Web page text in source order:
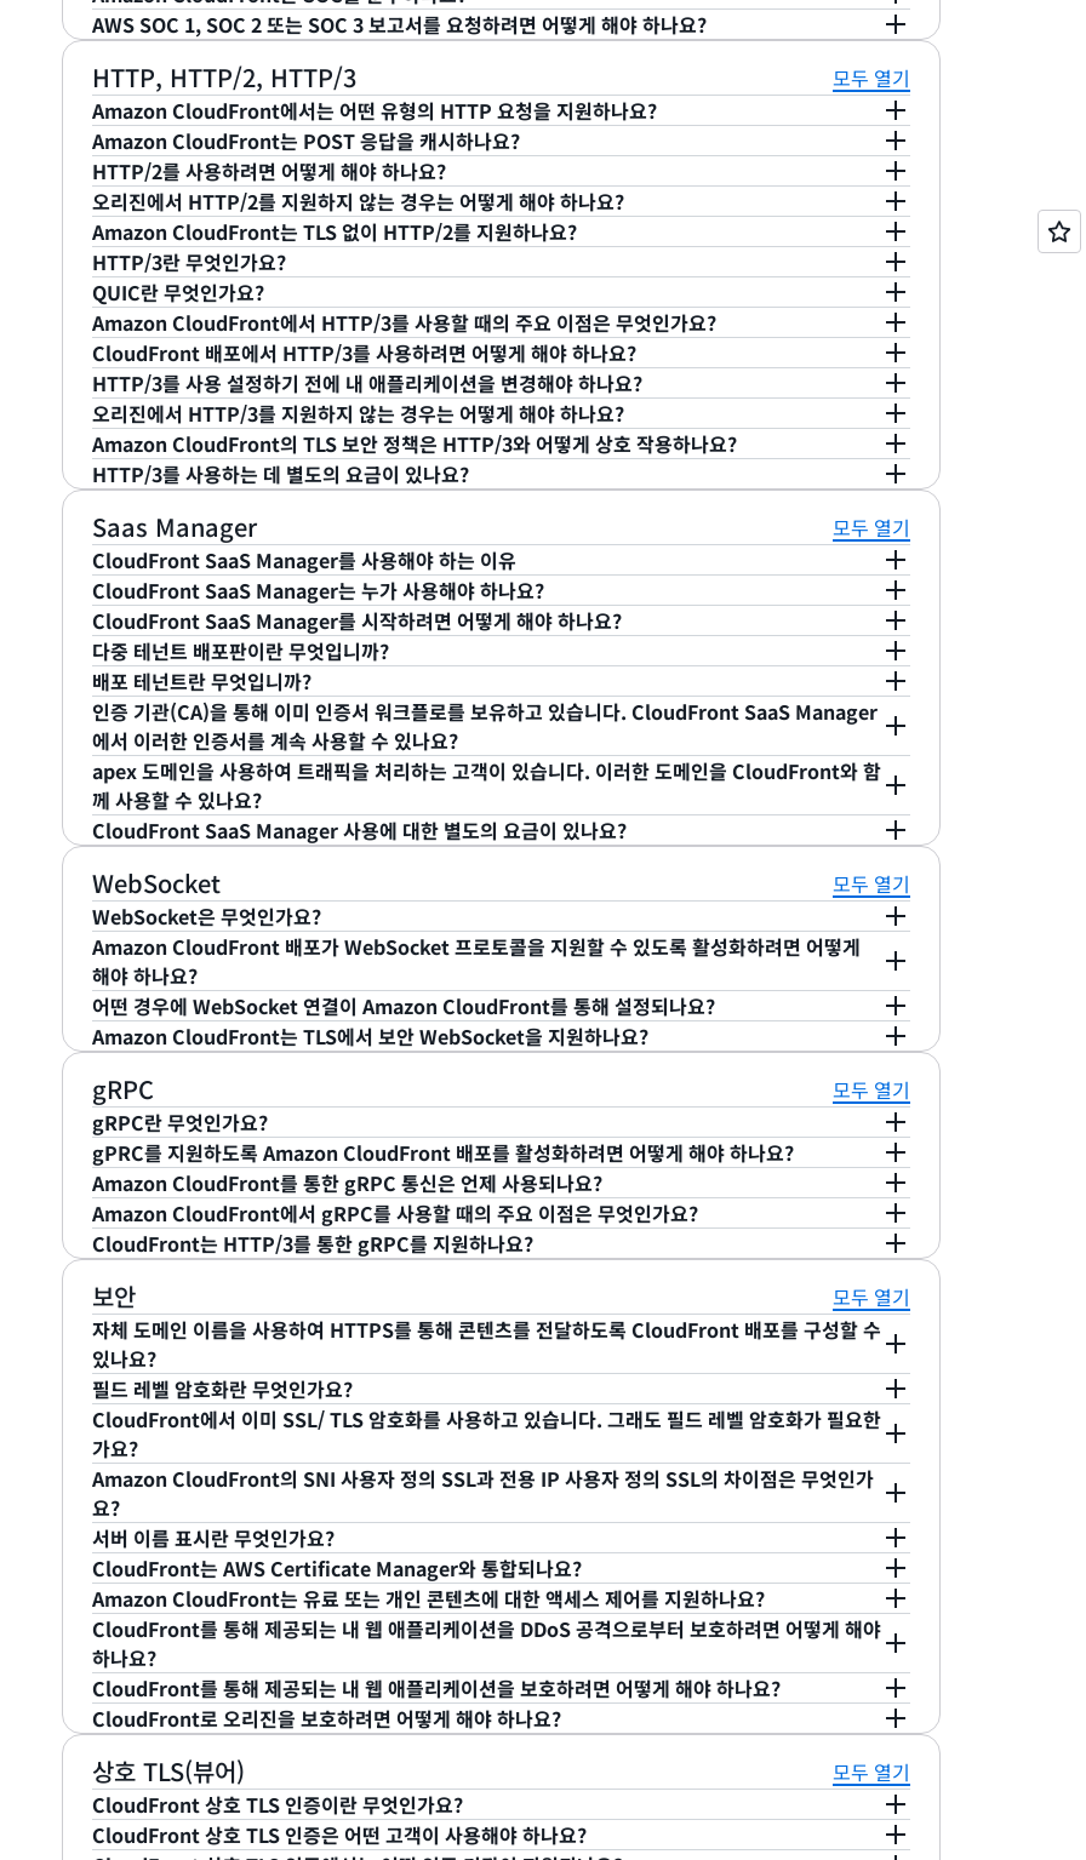
PeeringDB 계정을 사용하여 Single Sign On(SSO)으로 인증하여포털에 액세스할 수 있습니다.
준수해야 하는 규정 중 가장 높은 레벨인 PCI DSS(Payment Card Industry Data Security
Standard) Merchant Level 1 규정을 준수하는 서비스 세트에 포함되어 있습니다. 자세한 내용은개
발자 안내서를 참조하세요.
AWS에서는 HIPAA 규정 준수 프로그램을 확장하여 Amazon CloudFront를 HIPAA 적격 서비스로
포함했습니다(CloudFront 임베디드 POP를 통한 콘텐츠 전송은 제외). AWS와 비즈니스 제휴 계약
(BAA)을 체결한 경우 Amazon CloudFront(CloudFront 임베디드 POP를 통한 콘텐츠 전송은 제외)
를 사용하여 PHI(개인 건강 정보)를 더 빠르게 제공할 수 있습니다. 자세한 내용은HIPAA 규정 준수및
AWS개발자 안내서를 참조하세요.
Amazon CloudFront(CloudFront 임베디드 POP를 통한 콘텐츠 전송은 제외)는 SOC(시스템 및 조
직 제어) 조치를 준수합니다. SOC 보고서는 AWS가 주요 규정 준수 제어 및 목표를 달성하는 방법을 보
여주는 독립적인 서드 파티 심사 보고서입니다. 자세한 내용은AWS SOC 규정 준수및 AWS개발자 안
내서를 참조하세요.
AWS SOC 1, SOC 2 또는 SOC 3 보고서를 요청하려면 어떻게 해야 하나요?
AWS SOC 1 또는 SOC 2 보고서는 AWS의 규정 준수 보고서에 온디맨드 방식으로 액세스할 수 있는
셀프 서비스 포털인 AWS Artifact를 통해 고객에게 제공됩니다.AWS Management Console에서
AWS Artifact에 로그인하거나AWS Artifact 시작하기를 통해 자세히 알아보세요. 최신AWS SOC 3
보고서는 AWS 웹 사이트에 공개되어 있습니다.
HTTP, HTTP/2, HTTP/3
모두 열기
Amazon CloudFront에서는 어떤 유형의 HTTP 요청을 지원하나요?
현재 Amazon CloudFront에서는 GET, HEAD, POST, PUT, PATCH, DELETE, OPTIONS 요청을 지
원합니다.
Amazon CloudFront는 POST 응답을 캐시하나요?
Amazon CloudFront는 POST, PUT, DELETE, PATCH 요청에 대한 응답을 캐시하지 않으며 이러한
요청은 오리진 서버에 프록시됩니다. OPTIONS 요청에 대한 응답을캐싱하는 기능은 활성화할 수 있
습니다.
HTTP/2를 사용하려면 어떻게 해야 하나요?
기존 Amazon CloudFront 배포를 보유하고 있는 경우, API 또는 AWS Management Console을 사
용하여 HTTP/2를 활성화할 수 있습니다. 콘솔의 [Distribution Configuration] 페이지에서
[Supported HTTP Versions] 섹션으로 이동합니다. 여기에서 “HTTP/2, HTTP/1.1 또는
HTTP/1.0”을 선택할 수 있습니다. 새로운 모든 CloudFront 배포판에서는 HTTP/2가 자동으로 활성
화됩니다.
오리진에서 HTTP/2를 지원하지 않는 경우는 어떻게 해야 하나요?
Amazon CloudFront는 현재 최종 사용자의 클라이언트 및 브라우저에 콘텐츠를 전송할 수 있도록
HTTP/2를 지원하고 있습니다. 또한 Amazon CloudFront는 엣지 로케이션과 오리진 서버 간의 통신
을 위해 HTTP/1.1을 계속해서 사용할 예정입니다.
Amazon CloudFront는 TLS 없이 HTTP/2를 지원하나요?
현재는 지원하지 않습니다. 하지만 대부분의 최신 브라우저는 암호화된 연결을 통해서만 HTTP/2를 지
원하고 있습니다. Amazon CloudFront와 함께 SSL을 사용하는 방법에 대한 자세한 내용은여기를
참조하세요.
HTTP/3란 무엇인가요?
HTTP/3는 Hypertext Transfer Protocol의 세 번째 메이저 버전입니다. HTTP/3는 사용자 데이터그
램 프로토콜(UDP) 기반의 스트림 멀티플렉싱된 보안 전송 프로토콜인 QUIC를 사용합니다. QUIC는
기존 전송 제어 프로토콜(TCP), TLS, HTTP/2의 기능을 결합하고 개선합니다. HTTP/3는 이전 HTTP
버전에 비해 빠른 응답 시간, 향상된 보안 등 여러 가지 이점을 제공합니다.
QUIC란 무엇인가요?
HTTP/3는 성능 및 복원력이 뛰어나고 안전한 새로운 인터넷 전송 프로토콜인 QUIC로 구동됩니다.
CloudFront의 HTTP/3 지원은 Rust의 새로운 오픈 소스 QUIC 프로토콜 구현인 s2n-quic를 기반으
로 합니다. QUIC에 대해 자세히 알아보려면 ‘Introducing s2n-quic’ 블로그를 참조하세요.
Amazon CloudFront에서 HTTP/3를 사용할 때의 주요 이점은 무엇인가요?
고객은 항상 최종 사용자에게 더욱 빠르고 안전한 애플리케이션을 제공할 수 있는 방법을 모색하고 있
습니다. 인터넷 침투율이 전 세계적으로 증가하고 더 많은 사용자가 모바일과 원격 네트워크를 통해 온
라인에 연결됨에 따라 향상된 성능 및 신뢰성에 대한 요구가 그 어느 때보다 커지고 있습니다. HTTP/3
는 여러 측면에서 이전 HTTP 버전보다 개선된 성능을 제공하므로 이러한 요구 사항을 충족할 수 있습
니다.
빠르고 신뢰할 수 있는 연결
- CloudFront는 HTTP/3의 TLS 핸드셰이크에 1-RTT를 사용하므
로 이전 HTTP 버전에 비해 연결 설정 시간이 단축되며 해당하는 핸드셰이크 실패가 줄어듭니다.
향상된 웹 성능- CloudFront의 HTTP/3 구현은 클라이언트 측 연결 마이그레이션을 지원하므
로, 연결 속도가 저하된 클라이언트 애플리케이션을 복구할 수 있으며 그 과정에서 중단을 최소화
합니다. TCP와 달리 QUIC는 무손실이 아니기 때문에 패킷 손실이 높은 정체된 네트워크에 더 적합
합니다. 또한 QUIC를 사용하면 WiFi 또는 셀룰러 핸드오프 중에 재연결 속도를 높일 수 있습니다.
보안- HTTP/3는 TLS 핸드셰이크 중에 교환되는 패킷을 암호화하여 이전 버전의 HTTP에 비해
더욱 포괄적인 보안을 제공합니다. 미들 장비에 의한 검사가 더 어려워지므로 개인 정보 보호가 강
화되고 중간자 공격이 줄어듭니다. CloudFront의 HTTP/3 지원은 효율성 및 성능에 중점을 둔
s2n-quic와 Rust를 기반으로 합니다.
CloudFront 배포에서 HTTP/3를 사용하려면 어떻게 해야 하나요?
CloudFront 콘솔, UpdateDistribution API 작업 또는 Cloudformation 템플릿을 사용하여 신규 및
기존 Amazon CloudFront 배포에 HTTP/3를 사용하도록 설정할 수 있습니다. 콘솔의 ‘Distribution
Configuration(배포 구성)’ 페이지에서 ‘Supported HTTP Versions(지원되는 HTTP 버전)’ 섹션으
로 이동합니다. 여기에서 ‘HTTP/3, HTTP/2, HTTP/1.1 또는 HTTP/1.0’을 선택할 수 있습니다.
HTTP/3를 사용 설정하기 전에 내 애플리케이션을 변경해야 하나요?
CloudFront 배포에서 HTTP/3를 사용하도록 설정하면 CloudFront가 Alt-Svc 헤더를 자동으로 추
가합니다. 그런 다음, 이 헤더를 사용하여 HTTP/3 지원을 사용할 수 있음을 알리므로 사용자가 수동으
로 Alt-Svc 헤더를 추가할 필요가 없습니다. 애플리케이션에서 여러 프로토콜에 대한 지원을 사용하도
록 설정하는 것이 좋습니다. 이렇게 하면 애플리케이션에서 HTTP/3 연결을 설정하지 못할 경우
HTTP /1.1 또는 HTTP/2로 폴백되므로 HTTP/3를 지원하지 않는 클라이언트에서도 HTTP/1.1 또는
HTTP/2를 사용하여 HTTP/3를 사용하는 CloudFront 배포와 통신할 수 있습니다. 폴백 지원은
HTTP/3 사양의 일부로 필요하며, HTTP/3를 지원하는 모든 주요 브라우저에 의해 구현됩니다.
오리진에서 HTTP/3를 지원하지 않는 경우는 어떻게 해야 하나요?
현재 CloudFront는 뷰어의 클라이언트 및 브라우저와 CloudFront 엣지 로케이션 간의 통신에 대해
HTTP/3를 지원합니다. 또한 CloudFront는 엣지 로케이션과 오리진 서버 간의 통신에 HTTP/1.1을
계속해서 사용할 예정입니다.
Amazon CloudFront의 TLS 보안 정책은 HTTP/3와 어떻게 상호 작용하나요?
HTTP/3는 QUIC를 사용하며 여기에는 TLSv1.3이 필요합니다. 따라서 선택한 보안 정책과 관계없이
TLSv1.3과 지원되는 TLSv1.3 암호 그룹만 HTTP/3 연결을 설정하는 데 사용할 수 있습니다. 자세한
내용은 CloudFront 개발자 안내서의 최종 사용자와 CloudFront 간에 지원되는 프로토콜 및 암호 섹
션을 참조하세요.
HTTP/3를 사용하는 데 별도의 요금이 있나요?
아니요. Amazon CloudFront 배포에서 HTTP/3를 사용하기 위한 별도의 요금은 없습니다. HTTP/3
요청에 대한 요금은 사용하는 요금제의 요청 요율에 따라 부과됩니다.
Saas Manager
모두 열기
CloudFront SaaS Manager를 사용해야 하는 이유
CloudFront SaaS Manager는 서비스형 소프트웨어(SaaS) 및 웹 개발 플랫폼 공급자가 여러 웹 사이
트에서 콘텐츠 전송을 효율적으로 관리할 수 있도록 지원하는 새로운 Amazon CloudFront 기능입니
다. CloudFront SaaS Manager는 조직에서 대규모 다중 테넌트 애플리케이션을 제공하고 보호하는
방법을 간소화합니다. CloudFront SaaS Manager는 재사용 가능한 구성 및 파라미터를 도입하여 운
영 오버헤드를 줄입니다. 이를 통해 중복되는 구성 작업을 없애고, 고객이 웹 사이트 전체에서 일관된
설정을 유지할 수 있습니다. 또한 CloudFront SaaS Manager는 보안 설정을 사용자 지정하며, 필요
한 경우 각 웹 사이트의 인증서 갱신을 자동화할 수 있는 선택적인 유연성을 제공합니다.
CloudFront SaaS Manager는 누가 사용해야 하나요?
CloudFront SaaS Manager는 여러 웹 사이트를 효율적으로 관리해야 하는 문제에 직면한 조직을 위
해 설계되었습니다. 서비스형 소프트웨어(SaaS) 및 웹 개발 플랫폼 제공업체는 테넌트의 웹 사이트 전
체에서 일관된 설정을 유지할 수 있기 때문에, 특히 유용하다는 것을 알 수 있습니다. 마찬가지로 여러
기업 웹 사이트를 관리하는 기업에서는 이를 사용하여 웹 사이트를 표준화하는 동시에, 개별 사이트를
사용자 지정할 수 있는 유연성을 유지할 수 있습니다. 웹 사이트가 몇 개에 불과하거나, 각 웹 사이트에
서로 다른 CloudFront 구성이 포함되어 있는 경우 단일 테넌트(기존 방식) 배포가 더 적합할 수 있습
니다.
CloudFront SaaS Manager를 시작하려면 어떻게 해야 하나요?
도메인 그룹 전반의 공유 설정을 관리하려는 고객은 AWS Console 및 API를 통해 CloudFront를 옵
션으로 사용할 수 있습니다. 시작하는 방법은 다음과 같습니다. 1/공유 설정 정의: 도메인 그룹의 템플
릿 역할을 할 공유 설정이 포함된 다중 테넌트 배포를 생성합니다. 2/배포 테넌트 생성: 도메인과 해당
TLS 인증서를 다중 테넌트 배포에 연결할 수 있도록 지원하는 배포 테넌트를 생성합니다. 3/제어 미세
조정: 필요에 따라, 재정의를 적용하여 배포 테넌트에 대한 설정을 사용자 지정할 수 있습니다.
다중 테넌트 배포판이란 무엇입니까?
다중 테넌트 배포는 도메인 간에 공유하게 될 기본 구성을 정의합니다. 여기에는 오리진 구성, 캐시 동
작 및 보안 설정 같은 공유 구성 설정이 포함됩니다. 표준 배포와 달리, 다중 테넌트 배포는 트래픽을 직
접 처리할 수 없습니다. 이 경우 각 도메인의 고유한 요구 사항을 충족하도록 사용자 지정 가능한 파라
미터화된 필드를 제공합니다. 그 예로, 도메인별 오리진 경로 또는 오리진 도메인 이름을 들 수 있습니
다.
배포 테넌트란 무엇입니까?
배포 테넌트는 다중 테넌트 배포를 사용하는 특정 도메인을 나타냅니다. 이러한 도메인은 다중 테넌트
배포의 기본 구성을 상속하며, 유효한 TLS 인증서가 있는 도메인 또는 하위 도메인이 하나 이상 있어야
합니다.
각 배포 테넌트에는 다음과 같은 사용자 지정 설정이 포함될 수 있습니다.
고유한 오리진 경로 및/또는 오리진 도메인 이름(다중 테넌트 배포의 파라미터 값을 통해 정의됨)
사용자 지정 TLS 인증서
웹 ACL 재정의
지역 제한 재정의
인증 기관(CA)을 통해 이미 인증서 워크플로를 보유하고 있습니다. CloudFront SaaS Manager
에서 이러한 인증서를 계속 사용할 수 있나요?
예. 하지만 CloudFront는 AWS Certificate Manager(ACM)와 연동되어 원활한 도메인 제어 검증 경
험을 제공합니다. ACM과의 통합으로 인해 인증서 발급 및 관리 부담이 사라지고, Amazon에서 발급
한 SSL/TLS 인증서에 대한 수명 주기 관리를 자동화할 수 있습니다. 다른 CA를 사용하여 인증서를 발
급할 경우 ACM은 서드 파티 CA에서 발급한 인증서를 지원합니다. 이 경우 해당 인증서의 수명 주기(초
기 업로드, 갱신, 후속 업로드)에 대한 책임은 고객에게 있으며, 인증서 만료가 다가오면 ACM은
CloudWatch 및 이메일을 통해 AWS 계정 소유자에게 알림을 보냅니다. 자세한 내용은
https://aws.amazon.com/certificate-manager/faqs/ 를 참조하세요.
apex 도메인을 사용하여 트래픽을 처리하는 고객이 있습니다. 이러한 도메인을 CloudFront와 함
께 사용할 수 있나요?
예. CloudFront는 apex 또는 루트 도메인(예: example.com 대 www.example.com) 도메인에 대
한 지원을 허용합니다. 고객은 Route 53를 사용하여 DNS를 관리하고, CloudFront에서 제공한 도메
인을 가리키도록 apex 도메인에 대한 ALIAS 레코드를 추가할 수 있습니다. Route53를 사용하여 사용
자 지정 도메인을 관리할 수 없는 고객을 위해 Anycast 고정 IP에서는 CNAME/ALIAS 레코드 대신 사
용 가능한 전용 IP 주소 세트를 제공할 수 있습니다.여기에서 자세히 알아보세요.
CloudFront SaaS Manager 사용에 대한 별도의 요금이 있나요?
예. CloudFront는 생성하는 배포 테넌트 리소스의 수를 기준으로 요금이 청구됩니다. 배포 테넌트는
CloudFront 다중 테넌트 배포의 구성 설정을 상속하는 새로운 리소스입니다. 자세한 내용은
CloudFront 요금 페이지를 참조하세요.
WebSocket
모두 열기
WebSocket은 무엇인가요?
WebSocket은 오래 유지되는 TCP 연결을 통해 클라이언트와 서버 간에 양방향 통신을 제공하는 실시
간 통신 프로토콜입니다. 지속적으로 개방된 연결을 사용하면, 교환할 새로운 데이터를 확인하기 위해
클라이언트와 서버는 연결을 자주 다시 시작할 필요 없이 클라이언트와 서버가 실시간으로 서로 데이
터를 전송할 수 있습니다. WebSocket 연결은 채팅 애플리케이션, 협업 플랫폼, 멀티플레이어 게임, 금
융 거래 플랫폼에서 자주 사용됩니다. Amazon CloudFront와 함께
WebSocket 프로토콜을 사용하
는 방법을 자세히 알아보려면 설명서를 참조하세요.
Amazon CloudFront 배포가 WebSocket 프로토콜을 지원할 수 있도록 활성화하려면 어떻게
해야 하나요?
WebSocket은 전 세계에서 사용할 수 있고, 기본적으로 지원되기 때문에 CloudFront 리소스 내에서
WebSocket 프로토콜을 활성화하기 위한 추가 구성이 필요하지 않습니다.
어떤 경우에 WebSocket 연결이 Amazon CloudFront를 통해 설정되나요?
Amazon CloudFront는 클라이언트에 ‘Upgrade: websocket’ 헤더가 포함되어 있고, 서버가 HTTP
상태 코드 101로 응답하여 WebSocket 프로토콜로 전환할 수 있다고 확인해야만 WebSocket 연결
을 설정합니다.
Amazon CloudFront는 TLS에서 보안 WebSocket을 지원하나요?
예. Amazon CloudFront는 SSL/TLS 프로토콜을 사용하여 암호화한 WebSocket 연결(WSS)을 지
원합니다.
gRPC
모두 열기
gRPC란 무엇인가요?
gRPC는 오래 유지되는 HTTP/2 연결을 통해 클라이언트와 서버 간의 양방향 통신을 허용하는 최신 오
픈 소스 원격 프로시저 직접 호출(RPC) 프레임워크입니다. 지속적으로 개방된 연결을 사용하면, 교환
할 새로운 데이터를 확인하기 위해 클라이언트가 연결을 자주 다시 시작할 필요 없이 클라이언트와 서
버가 실시간으로 서로 데이터를 전송할 수 있습니다. gRPC는 실시간 통신 애플리케이션과 온라인 게
임 같이 짧은 지연 시간과 빠른 전송 속도가 중요한 사용 사례에 적합합니다.
gPRC를 지원하도록 Amazon CloudFront 배포를 활성화하려면 어떻게 해야 하나요?
gRPC는 CloudFront 배포의 각 캐시 동작에서 활성화됩니다. gRPC를 활성화하면 배포에서 HTTP/2
요청과 POST 지원 요청이 모두 활성화됩니다. gRPC는 HTTP/2를 통한 POST 메서드만 지원합니다.
Amazon CloudFront를 통한 gRPC 통신은 언제 사용되나요?
Amazon CloudFront는 다음 조건이 충족될 때 gRPC를 통해 통신을 수행합니다.
배포에서 HTTP/2가 활성화됨
캐시 동작에서 POST 요청 및 gRPC가 활성화됨
클라이언트가 HTTP/2 연결을 통해 ‘application/grpc’ 값이 포함된 ‘content-type’ 헤더를 전송
함
Amazon CloudFront에서 gRPC를 사용할 때의 주요 이점은 무엇인가요?
보안 - gRPC는 HTTP/2를 사용하여 클라이언트에서 오리진 서버로 전달되는 트래픽을 엔드 투 엔
할 수 있으며, AWS WAF를 구성하여 공격으로부터 gRPC 트래픽을 보호하는 데 도움이 됩니다.
성능 향상 - gRPC는 프로토콜 버퍼라는 바이너리 메시지 형식을 활용합니다. 프로토콜 버퍼는
RESTful API에 사용되는 JSON 같은 기존 페이로드보다 크기가 작습니다. 데이터가 바이너리 형
식으로 되어 있어 메시지 교환 속도가 더 빠르기 때문에 프로토콜 버퍼 구문 분석에 CPU가 적게 사
용됩니다. 따라서 전반적인 성능이 향상됩니다.
기본 제공 스트리밍 지원 - 스트리밍은 gRPC 프레임워크에서 기본 제공되며 클라이언트 측과 서버
측 스트리밍 시맨틱을 모두 지원합니다. 따라서 스트리밍 서비스나 클라이언트를 훨씬 간단하게 구
축할 수 있습니다. CloudFront의 gRPC는 다음과 같은 스트리밍 조합을 지원합니다.
단방향(스트리밍 없음)
클라이언트-서버 스트리밍
서버-클라이언트 스트리밍
양방향 스트리밍
CloudFront는 HTTP/3를 통한 gRPC를 지원하나요?
현재는 지원하지 않습니다. CloudFront는 HTTP/2를 통한 gRPC만 지원합니다.
보안
모두 열기
자체 도메인 이름을 사용하여 HTTPS를 통해 콘텐츠를 전달하도록 CloudFront 배포를 구성할 수
있나요?
기본적으로 URL에 CloudFront 배포 도메인 이름(예: https://dxxxxx.cloudfront.net/image.jpg)
을 사용하여 HTTPS를 통해 최종 사용자에게 콘텐츠를 전달할 수 있습니다. 자체 도메인 이름과 자체
SSL 인증서를 사용하여 HTTPS를 통해 콘텐츠를 전달하려는 경우 Amazon에서 제공하는 사용자 지
정 SSL 인증서 지원 기능 중 하나를 사용할 수 있습니다.자세히 알아보세요.
필드 레벨 암호화란 무엇인가요?
필드 레벨 암호화는 신용 카드 번호처럼 사용자가 제출한 데이터를 안전하게 오리진 서버로 업로드할
수 있도록 지원하는 CloudFront의 기능입니다. 이 기능을 사용하면 PUT/POST 요청이 오리진으로
전달되기 전에 필드별 암호화 키(사용자가 제공)를 사용하여 HTTPS 형식의 민감한 데이터를 추가로
암호화할 수 있습니다. 따라서 중요한 데이터는 애플리케이션 스택의 특정 구성 요소나 서비스에서만
해독하고 볼 수 있습니다. 필드 레벨 암호화에 대해 자세히 알아보려면 설명서에서필드 레벨 암호화페
이지를 참조하세요.
CloudFront에서 이미 SSL/ TLS 암호화를 사용하고 있습니다. 그래도 필드 레벨 암호화가 필요한
가요?
많은 웹 애플리케이션에서는 신용 카드 번호처럼 사용자가 제출하는 민감한 데이터를 수집하며, 오리
진 인프라에서 실행되는 애플리케이션 서비스에서 이를 처리합니다. 이러한 모든 웹 애플리케이션에서
는 최종 사용자와 CloudFront 사이, CloudFront와 오리진 사이에 SSL/TLS 암호화를 사용합니다.
이제, 오리진은 사용자 입력을 기반으로 중요한 작업을 수행하는 다중 마이크로 서비스입니다. 하지만
이러한 마이크로 서비스 중 일부 하위 집합에서만 민감한 정보를 사용하게 됩니다. 즉, 대부분 구성 요
소는 이러한 데이터에 직접 액세스할 필요가 전혀 없습니다. 잘못된 변수를 로깅하는 등의 간단한 프로
그래밍 실수가 고객의 신용 카드 번호를 파일에 작성하는 결과로 이어질 수 있습니다.
필드 레벨 암호화로 CloudFront의 엣지 로케이션은 신용 카드 데이터를 암호화할 수 있습니다. 이 시
비스는 암호화된 신용 카드 번호만 볼 수 있지만 지불 서비스는 신용 카드 데이터를 복호화할 수 있습니
다. 이렇게 하면 높은 보안 수준이 보장되며, 애플리케이션 서비스 중 하나가 암호 텍스트를 노출해도
해당 데이터는 보호된 암호를 유지합니다.
Amazon CloudFront의 SNI 사용자 정의 SSL과 전용 IP 사용자 정의 SSL의 차이점은 무엇인가
요?
전용 IP 사용자 정의 SSL은 전용 IP 주소를 할당하여 각 CloudFront 엣지 로케이션에서 사용자의
SSL 콘텐츠를 제공합니다. IP 주소와 SSL 인증서 간에 일대일로 매핑되어 있으므로, 전용 IP 사용자
정의 SSL은 SNI를 지원하지 않는 브라우저 및 다른 클라이언트에서 사용할 수 있습니다. 현재 IP 주소
비용 때문에 전용 IP 사용자 지정 SSL의 비용은 월 600 USD이며 시간에 비례하여 계산됩니다.
SNI 사용자 정의 SSL은 최종 사용자가 연결하려는 호스트 이름을 포함하여, 동일한 IP 주소를 통해
다중 도메인에서 SSL 트래픽을 제공하도록 허용하는 전송 계층 보안 프로토콜의 SNI 확장을 사용합니
다. 전용 IP 사용자 정의 SSL과 마찬가지로, CloudFront에서는 전용 IP 사용자 정의 SSL 기능과 동일
한 보안을 사용하여 각 Amazon CloudFront 엣지 로케이션의 콘텐츠를 제공합니다. SNI 사용자 정
의 SSL은 Chrome 버전 6 이상(Windows XP 이상 또는 OS X 10.5.7 이상에서 실행), Safari 버전 3
이상(Windows Vista 이상 또는 Mac OS X 10.5.6. 이상에서 실행), Firefox 2.0 이상 및 Internet
서버 이름 표시란 무엇인가요?
서버 이름 표시(SNI)는 Transport Layer Security(TLS) 프로토콜의 확장입니다. 이 메커니즘은 연결
된 SSL 요청의 도메인(서버 이름)을 식별하므로 SSL 방법에 적절한 인증서를 사용할 수 있습니다. 따
라서 여러 서버 간에 단일 IP 주소를 사용할 수 있습니다. SNI에서 서버 이름을 추가하려면 브라우저에
서 이를 지원해야 합니다. 대부분의 최신 서버에서는 이 기능을 지원하지만, 오래된 일부 브라우저에서
는 이를 지원하지 않습니다. 자세한 내용은CloudFront 개발자 안내서의 SNI 섹션 또는SNI
Wikipedia 도움말을 참조하세요.
CloudFront는 AWS Certificate Manager와 통합되나요?
예. 이제 몇 분이면 SSL/TLS 인증서를 프로비저닝하고 이를 CloudFront 배포와 연결할 수 있습니다.
새로운 AWS Certificate Manager(ACM)를 사용하여 클릭 몇 번으로 인증서를 프로비저닝하고
CloudFront 배포에 이를 배포하기만 하면, ACM에서 인증서 갱신을 대신 관리해줍니다. ACM을 사용
하면 추가 비용 없이 인증서를 프로비저닝, 배포, 및 관리할 수 있습니다.
CloudFront에서는 서드 파티 인증 기관을 통해 가져온 후 IAM 인증서 저장소에 업로드한 인증서도
계속 사용할 수 있습니다.
Amazon CloudFront는 유료 또는 개인 콘텐츠에 대한 액세스 제어를 지원하나요?
예. Amazon CloudFront는 비공개 콘텐츠 기능(옵션)을 제공합니다. 이 옵션을 활성화하면 Amazon
CloudFront가 사용자의 요청에 안전하게 서명하여 사용자가 허용한 파일만 전송합니다. 이 기능에 대
한 자세한 내용은CloudFront 개발자 안내서를 참조하세요.
CloudFront를 통해 제공되는 내 웹 애플리케이션을 DDoS 공격으로부터 보호하려면 어떻게 해야
하나요?
AWS 고객은 추가 비용 없이AWS Shield Standard를 사용할 수 있습니다. AWS Shield는 AWS에서
실행되는 웹 애플리케이션을 DDoS 공격으로부터 보호하는 관리형 서비스입니다. AWS Shield
Standard는 AWS의 애플리케이션 고가용성을 지원하기 위해 SYN/UDP Floods, 반사 공격 등과 같
은 일반적이고 가장 빈번히 발생하는 인프라(계층 3 및 4) 공격으로부터 모든 AWS 고객을 보호합니다.
AWS WAF를 CloudFront 배포에 연결하고, HTTP 요청 플러드와 같은 애플리케이션 공격을 자동으
CloudFront를 통해 제공되는 내 웹 애플리케이션을 보호하려면 어떻게 해야 하나요?
CloudFront 배포를AWS WAF와 통합할 수 있습니다. AWS WAF는 IP 주소, HTTP 헤더, 사용자 지정
URI 문자열을 기반으로 규칙을 구성하여 웹 공격으로부터 웹 애플리케이션을 보호하는 웹 애플리케이
션 방화벽입니다. AWS WAF에서는 이러한 규칙을 사용하여 웹 애플리케이션에 대한 웹 요청을 차단,
허용 또는 모니터링(계수)할 수 있습니다. 자세한 내용은AWS WAF 개발자 안내서를 참조하세요.
CloudFront로 오리진을 보호하려면 어떻게 해야 하나요?
CloudFront는 오리진을 보호하기 위한 2가지 완전관리형 방법을 제공합니다.
오리진 액세스 제어(OAC):CloudFront 오리진 액세스 제어(OAC)는Amazon Simple Storage
Service (S3)오리진,AWS Elemental오리진, Lambda 함수 URL에 대한 액세스를 제한하여
상호 TLS(뷰어)
모두 열기
CloudFront 상호 TLS 인증이란 무엇인가요?
CloudFront 상호 TLS(mTLS) 인증은 X.509 인증서를 사용하여 엣지에서 최종 사용자와
CloudFront 상호 TLS 인증은 어떤 고객이 사용해야 하나요?